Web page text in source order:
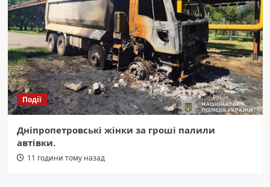
Події
Дніпропетровські жінки за гроші палили
автівки.
11 години тому назад